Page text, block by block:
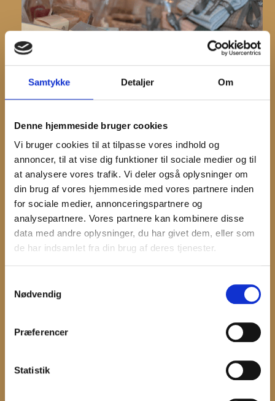
Samtykke Detaljer Om
Denne hjemmeside bruger cookies
Vi bruger cookies til at tilpasse vores indhold og
annoncer, til at vise dig funktioner til sociale medier og til
at analysere vores trafik. Vi deler også oplysninger om
din brug af vores hjemmeside med vores partnere inden
for sociale medier, annonceringspartnere og
analysepartnere. Vores partnere kan kombinere disse
data med andre oplysninger, du har givet dem, eller som
de har indsamlet fra din brug af deres tjenester.
Nødvendig
Præferencer
Statistik
Når entreen til Holbæk Museum er betalt, kan I frit
udstillinger.
Kystliv Holbæks hal på Holbæk Havn ’Mennesket,